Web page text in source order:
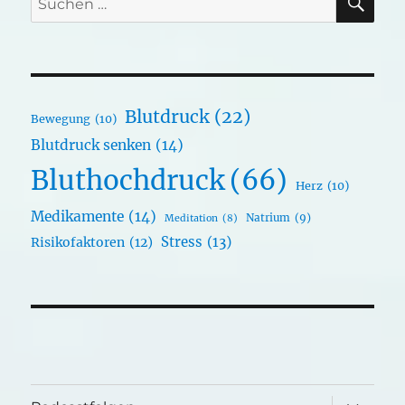
nach:
Bewegung (10) Blutdruck (22)
Blutdruck senken (14)
Bluthochdruck(66) Herz (10)
Medikamente (14) Meditation (8) Natrium (9)
Risikofaktoren (12) Stress (13)